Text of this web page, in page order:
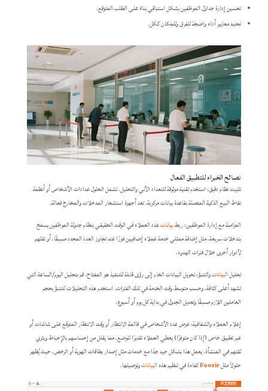
تحسين إدارة جداول الموظفين بشكل استباقي بناءً على الطلب المتوقع.
تحديد معايير أداء واضحة للفرق وللمكان ككل.
نصائح الخبراء للتطبيق الفعال
تثبيت نظام دقيق: استخدم تقنية موثوقة للتعداد الآني والتحليل. تشمل الحلول عدادات الأشخاص أو أنظمة
نقاط البيع الذكية المتصلة بقاعدة بيانات مركزية. تعد أجهزة استشعار المدخلات والمخارج فعالة.
المزامنة مع إدارة الموظفين: ربطبياناتعدد العملاء في الوقت الحقيقي بنظام جدولة الموظفين يسمح
بتدخلات سريعة، مثل إضافة ممثلي خدمة عملاء إضافيين فورًا عند تجاوز العدد المحدد مسبقًا، أو نقلهم
لأدوار أخرى خلال فترات الهدوء.
تحليلالبياناتوالتنبؤ: تحويل البيانات الخام إلى رؤى قابلة للتنفيذ هو المفتاح. قم بتحليل اليوم/الساعة التي
تشهد أعلى كثافة، وحسب متوسط وقت الخدمة في تلك الفترات. استخدم هذه التحليلات للتنبؤ بحجم
العاملين اللازم مسبقًا وتعديل الجدول في بداية كل يوم أو أسبوع.
إعلام العملاء والشفافية: عرض عدد الأشخاص في قائمة الانتظار أو وقت الانتظار المتوقع على شاشات أو
عبر تطبيق خاص (إذا كان متوفرًا) يعطي العملاء تقديرًا للوضع، مما يقلل من إحساسهم بالإحباط ويثري
ثقتهم في المنشأة. يعمل هذا بشكل جيد جدًا مع خدمات مثل إصدار بطاقات الهوية أو الرخص، حيث يُظهر
حلولاً مثلFoorirكفاءة في تنظيم هذه البياناتوتوصيلها.